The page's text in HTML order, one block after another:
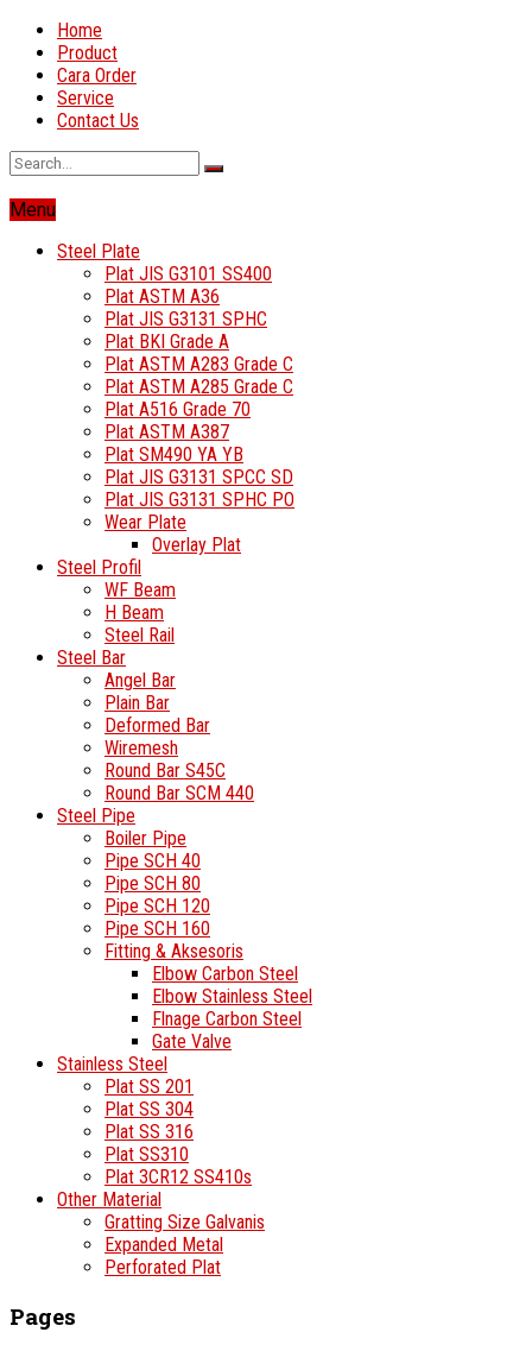
Home
Product
Cara Order
Service
Contact Us
Menu
Steel Plate
Plat JIS G3101 SS400
Plat ASTM A36
Plat JIS G3131 SPHC
Plat BKI Grade A
Plat ASTM A283 Grade C
Plat ASTM A285 Grade C
Plat A516 Grade 70
Plat ASTM A387
Plat SM490 YA YB
Plat JIS G3131 SPCC SD
Plat JIS G3131 SPHC PO
Wear Plate
Overlay Plat
Steel Profil
WF Beam
H Beam
Steel Rail
Steel Bar
Angel Bar
Plain Bar
Deformed Bar
Wiremesh
Round Bar S45C
Round Bar SCM 440
Steel Pipe
Boiler Pipe
Pipe SCH 40
Pipe SCH 80
Pipe SCH 120
Pipe SCH 160
Fitting & Aksesoris
Elbow Carbon Steel
Elbow Stainless Steel
Flnage Carbon Steel
Gate Valve
Stainless Steel
Plat SS 201
Plat SS 304
Plat SS 316
Plat SS310
Plat 3CR12 SS410s
Other Material
Gratting Size Galvanis
Expanded Metal
Perforated Plat
Pages